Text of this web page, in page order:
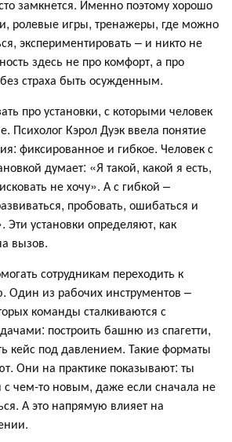
замкнется. Именно поэтому хорошо
ролевые игры, тренажеры, где можно
экспериментировать – и никто не
здесь не про комфорт, а про
страха быть осужденным.
про установки, с которыми человек
Психолог Кэрол Дуэк ввела понятие
фиксированное и гибкое. Человек с
думает: «Я такой, какой я есть,
не хочу». А с гибкой –
пробовать, ошибаться и
Эти установки определяют, как
вызов.
сотрудникам переходить к
из рабочих инструментов –
команды сталкиваются с
построить башню из спагетти,
кейс под давлением. Такие форматы
Они на практике показывают: ты
чем-то новым, даже если сначала не
А это напрямую влияет на